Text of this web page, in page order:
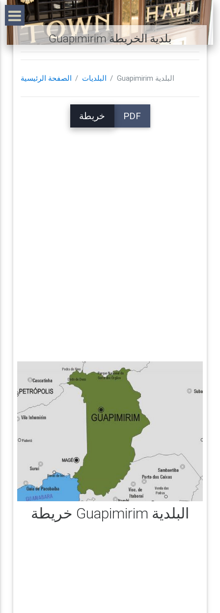
Guapimirim بلدية الخريطة
الصفحة الرئيسية البلديات Guapimirim البلدية
خريطة PDF
خريطة Guapimirim البلدية